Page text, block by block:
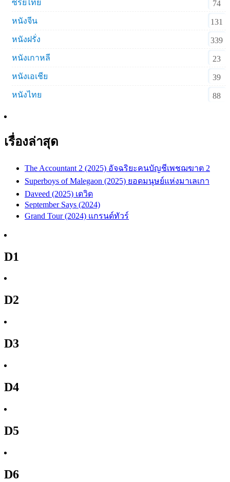
ซีรีย์ไทย
74
หนังจีน
131
หนังฝรั่ง
339
หนังเกาหลี
23
หนังเอเชีย
39
หนังไทย
88
เรื่องล่าสุด
The Accountant 2 (2025) อัจฉริยะคนบัญชีเพชฌฆาต 2
Superboys of Malegaon (2025) ยอดมนุษย์แห่งมาเลเกา
Daveed (2025) เดวิด
September Says (2024)
Grand Tour (2024) แกรนด์ทัวร์
D1
D2
D3
D4
D5
D6